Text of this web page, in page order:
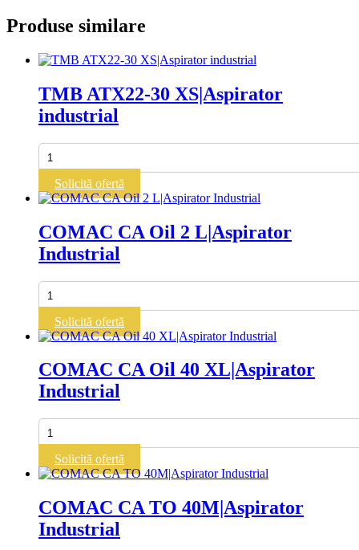
Produse similare
TMB ATX22-30 XS|Aspirator
industrial
Cantitate
TMB
ATX22-
30
XS|Aspirator
Solicită ofertă
COMAC CA Oil 2 L|Aspirator
Industrial
Cantitate
COMAC
Oil
2
Industrial
Solicită ofertă
COMAC CA Oil 40 XL|Aspirator
Industrial
Cantitate
COMAC
Oil
40
Industrial
Solicită ofertă
COMAC CA TO 40M|Aspirator
Industrial